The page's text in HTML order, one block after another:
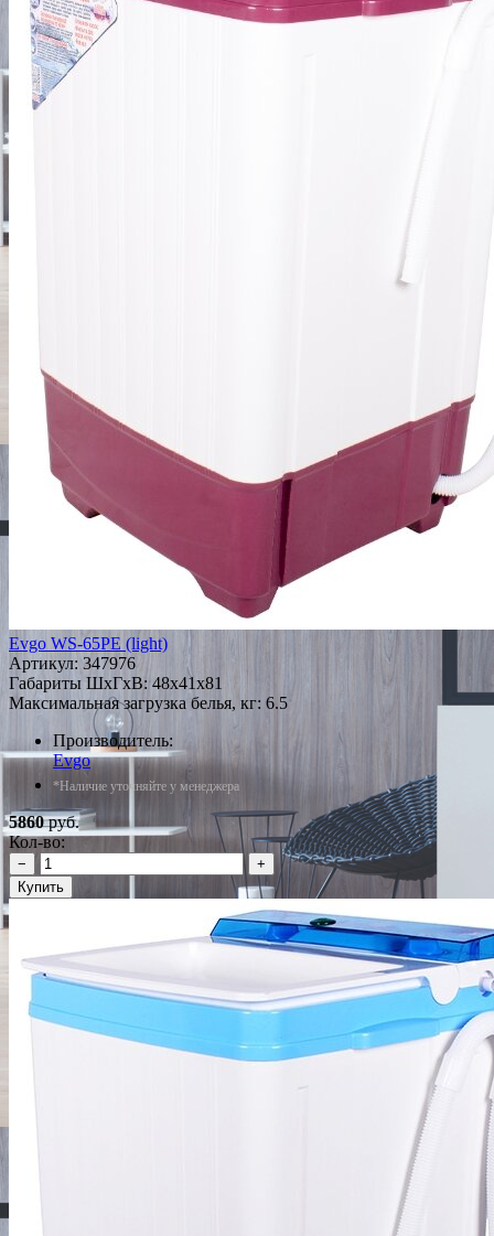
Evgo WS-65PE (light)
Артикул: 347976
Габариты ШxГxВ: 48x41x81
Максимальная загрузка белья, кг: 6.5
Производитель:
Evgo
*Наличие уточняйте у менеджера
5860руб.
Кол-во:
−
+
Купить